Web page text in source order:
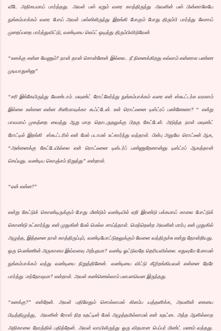
வீடே அதிசயமாய் பார்த்தது. அவள் பஸ் ஏறும் வரை காத்திருந்து அவளின் பஸ் பின்னாலேயே
நுங்கம்பாக்கம் வரை போய் அவள் பஸ்ஸிலிருந்து இறங்கி போகும் போது திரும்பி பார்த்து லேசாய்
முறைப்பதை பார்த்துவிட்டு, வண்டியை லெப்ட் ஒடித்து திரும்பிவிடுவேன்.
“உனக்கு என்ன வேணும்? நான் தான் சொன்னேன் இல்லை.. நீ நினைக்கிறது எல்லாம் என்னால பண்ண
முடியாதுன்னு”
“சரி இங்கேயிருந்து வேண்டாம். மவுண்ட் ரோட்லேர்ந்து நுங்கம்பாக்கம் வரை என் ஸ்கூட்டர்ல வரலாம்
இல்லை உன்னை என்ன சினிமாவுக்கா கூப்ட்டேன். உன் ரொட்டீனை டிஸ்ட்ரப் பண்ணேனா? “ என்று
பாவமாய் முகத்தை வைத்து ஆறு மாத தொடருதலுக்கு பிறகு கேட்டேன். அடுத்த நாள் மவுண்ட்
ரோட்டில் இறங்கி ஸ்கூட்டரில் என் மேல் படாமல் உட்கார்ந்து வந்தாள். பின்பு அதுவே ரொட்டீன் ஆக,
“அன்னைக்கு கேட்டேயில்லை என் ரொட்டீனை டிஸ்டர்ப் பண்ணுறேனான்னு டிஸ்ட்ரப் ஆகத்தான்
செய்யுது. வண்டிய கொஞ்சம் நிறுத்து” என்றாள்.
“ஏன் என்ன?”
என்று கேட்டுக் கொண்டிருக்கும் போது மீண்டும் வண்டியில் ஏறி இரண்டு பக்கமாய் காலை போட்டுக்
கொண்டு உட்கார்ந்து என் முதுகின் மேல் மெல்ல சாய்ந்தாள். மெத்தென்ற அவளின் மார்பு என் முதுகில்
அழுத்த, இத்தனை நாள் காத்திருப்பும், வண்டியோட்டுதலுக்கும் வேளை வந்திருச்சு என்று தோன்றியது.
ஒரு பெண்ணின் அருகாமை இவ்வளவு அற்புதமா? வண்டி ஓட்டுவதே தெரியவில்லை. எதுவுமே பேசாமல்
நுங்கம்பாக்கம் வந்து வண்டியை நிறுத்தினேன். வண்டியை விட்டு கீழிறங்கியவள் என்னை நேரே
பார்த்து :சந்தோஷமா? என்றாள். அவள் கண்ணெல்லாம் பளபளவென இருந்தது.
“உனக்கு?” என்றேன். அவள் பதிலேதும் சொல்லாமல் கிளம்ப யத்தனிக்க, அவளின் கையை
பிடித்திழுத்து, அவளின் ரோஸ் நிற உதட்டின் மேல் அழுத்தமில்லாமல் என் உதட்டை அந்த ஆளில்லாத
அதிகாலை நேரத்தில் பதித்தேன். அவள் வாயிலிருந்து ஒரு விதமான பெப்பர் மிண்ட் மணம் வந்தது.